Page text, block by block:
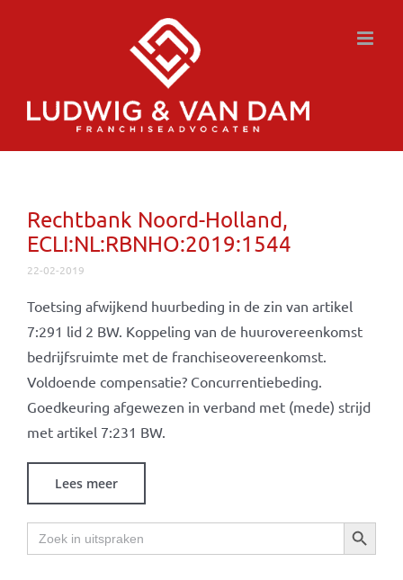
Rechtbank Noord-Holland,
ECLI:NL:RBNHO:2019:1544
22-02-2019
Toetsing afwijkend huurbeding in de zin van artikel
7:291 lid 2 BW. Koppeling van de huurovereenkomst
bedrijfsruimte met de franchiseovereenkomst.
Voldoende compensatie? Concurrentiebeding.
Goedkeuring afgewezen in verband met (mede) strijd
met artikel 7:231 BW.
Lees meer
Zoek
naar:
Zoekknop